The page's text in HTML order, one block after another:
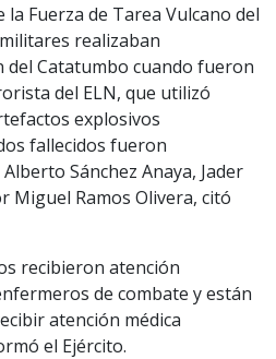
Fuerza de Tarea Vulcano del
realizaban
Catatumbo cuando fueron
del ELN, que utilizó
explosivos
fallecidos fueron
Sánchez Anaya, Jader
Miguel Ramos Olivera, citó
recibieron atención
de combate y están
atención médica
el Ejército.